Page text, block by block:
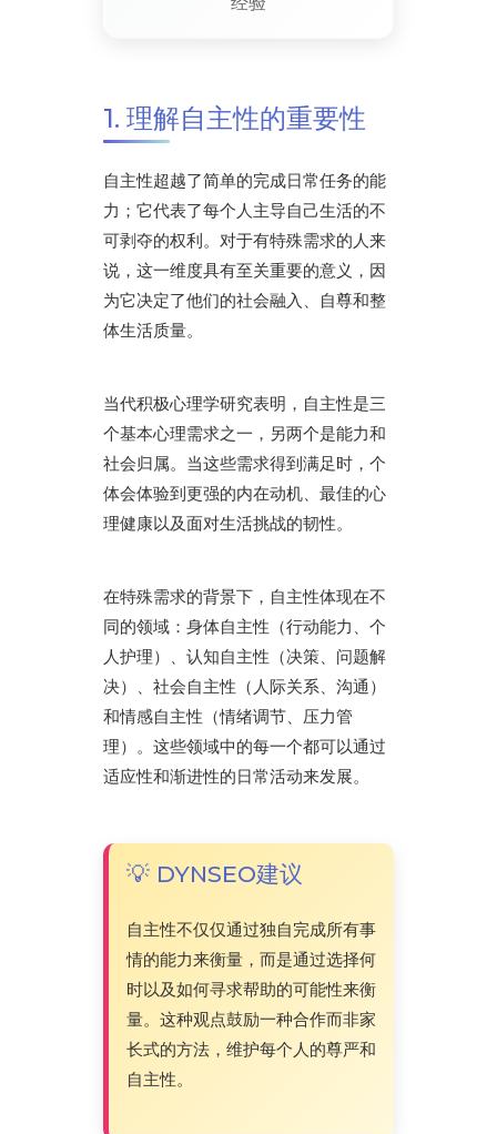
1. 理解自主性的重要性
自主性超越了简单的完成日常任务的能
力；它代表了每个人主导自己生活的不
可剥夺的权利。对于有特殊需求的人来
说，这一维度具有至关重要的意义，因
为它决定了他们的社会融入、自尊和整
体生活质量。
当代积极心理学研究表明，自主性是三
个基本心理需求之一，另两个是能力和
社会归属。当这些需求得到满足时，个
体会体验到更强的内在动机、最佳的心
理健康以及面对生活挑战的韧性。
在特殊需求的背景下，自主性体现在不
同的领域：身体自主性（行动能力、个
人护理）、认知自主性（决策、问题解
决）、社会自主性（人际关系、沟通）
和情感自主性（情绪调节、压力管
理）。这些领域中的每一个都可以通过
适应性和渐进性的日常活动来发展。
💡 DYNSEO建议
自主性不仅仅通过独自完成所有事
情的能力来衡量，而是通过选择何
时以及如何寻求帮助的可能性来衡
量。这种观点鼓励一种合作而非家
长式的方法，维护每个人的尊严和
自主性。